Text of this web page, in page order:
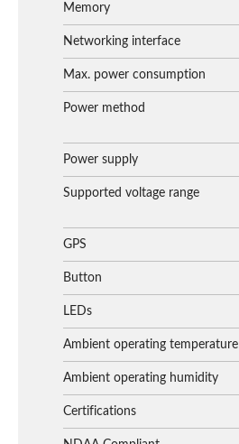
Memory
Networking interface
Max. power consumption
Power method
Power supply
Supported voltage range
GPS
Button
LEDs
Ambient operating temperature
Ambient operating humidity
Certifications